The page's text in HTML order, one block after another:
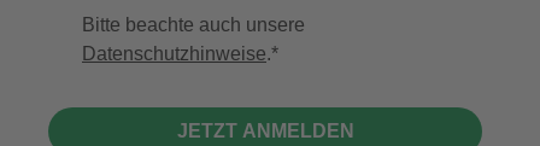
Bitte beachte auch unsere
Datenschutzhinweise.
JETZT ANMELDEN